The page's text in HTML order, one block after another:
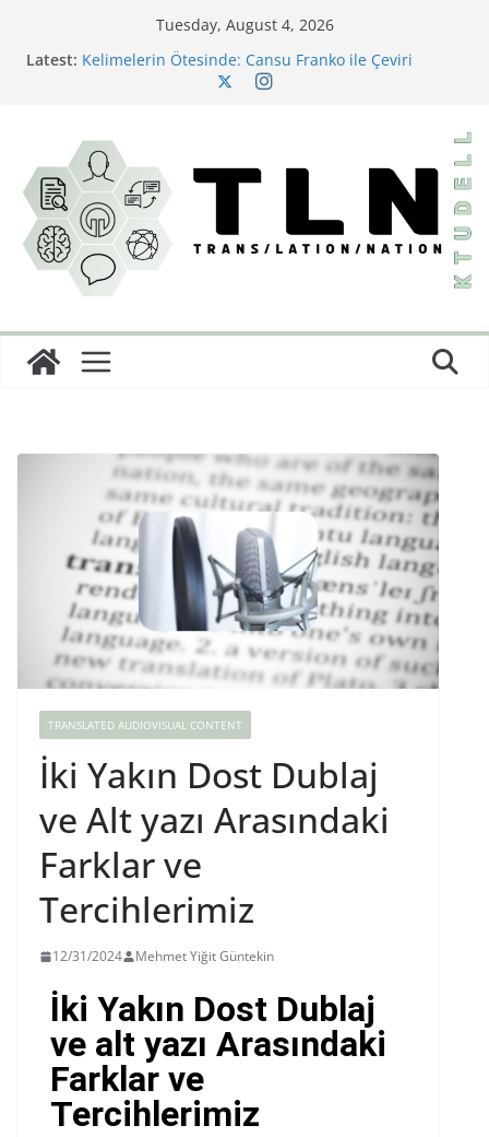
Tuesday, August 4, 2026
Latest: Kelimelerin Ötesinde: Cansu Franko ile Çeviri
Behind a Mask; or, A Woman’s Power ve Türkçeye İlk
Yolculuğu
Çeviride Görünmez Olan: İdeoloji
Diller Arası Bir Kâbus: Burton Karakterlerine İsim
Koyma Sanatı
TRANSLATED AUDIOVISUAL CONTENT
İki Yakın Dost Dublaj
ve Alt yazı Arasındaki
Farklar ve
Tercihlerimiz
12/31/2024 Mehmet Yiğit Güntekin
İki Yakın Dost Dublaj
ve alt yazı Arasındaki
Farklar ve
Tercihlerimiz